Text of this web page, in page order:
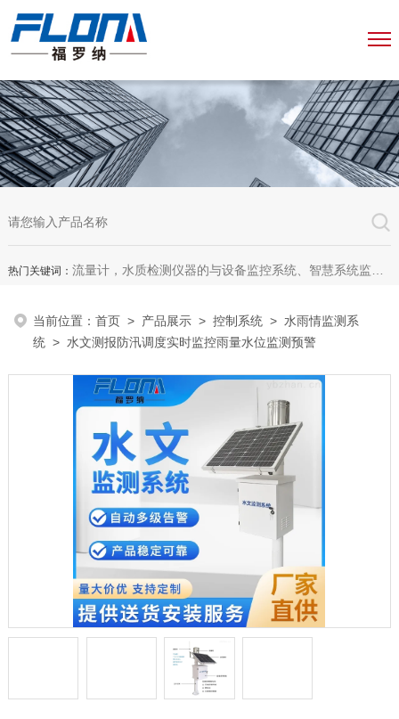
热门关键词： 流量计，水质检测仪器的与设备监控系统、智慧系统监测平台、智慧管网监测系统、园区安全生产与消防安全一体化系统
当前位置：首页 > 产品展示 >控制系统 > 水雨情监测系
统 > 水文测报防汛调度实时监控雨量水位监测预警